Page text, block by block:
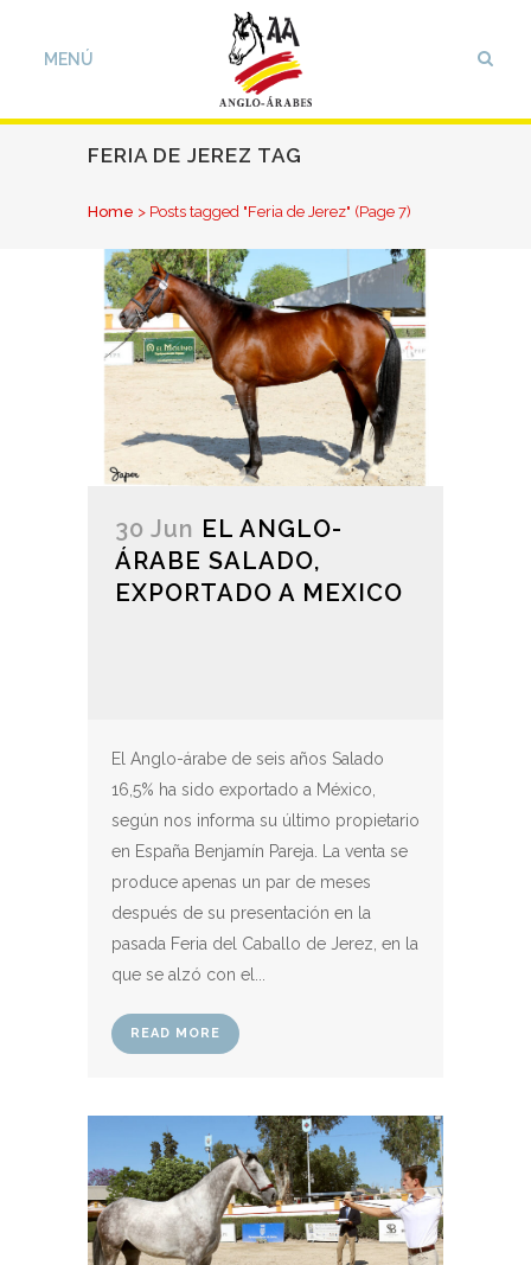
FERIA DE JEREZ TAG
Home > Posts tagged "Feria de Jerez" (Page 7)
30 Jun EL ANGLO-
ÁRABE SALADO,
EXPORTADO A MEXICO
El Anglo-árabe de seis años Salado
16,5% ha sido exportado a México,
según nos informa su último propietario
en España Benjamín Pareja. La venta se
produce apenas un par de meses
después de su presentación en la
pasada Feria del Caballo de Jerez, en la
que se alzó con el...
READ MORE